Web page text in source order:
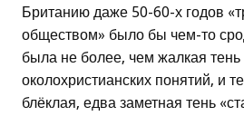
Британию даже 50-60-х годов
обществом» было бы чем-то
была не более, чем жалкая тень
околохристианских понятий, и
блёклая, едва заметная тень